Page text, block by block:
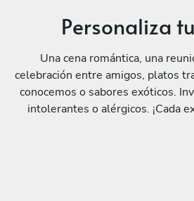
Personaliza
Una cena romántica, una
celebración entre amigos, platos
conocemos o sabores exóticos.
intolerantes o alérgicos. ¡Cada